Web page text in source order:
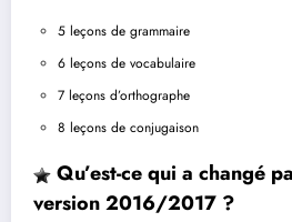
5 leçons de grammaire
6 leçons de vocabulaire
7 leçons d’orthographe
8 leçons de conjugaison
Qu’est-ce qui a changé
version 2016/2017 ?